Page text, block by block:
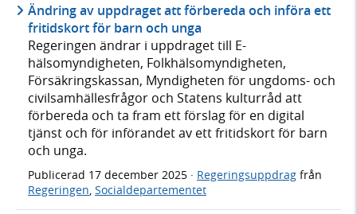
Ändring av uppdraget att förbereda och införa ett
fritidskort för barn och unga
Regeringen ändrar i uppdraget till E-
hälsomyndigheten, Folkhälsomyndigheten,
Försäkringskassan, Myndigheten för ungdoms- och
civilsamhällesfrågor och Statens kulturråd att
förbereda och ta fram ett förslag för en digital
tjänst och för införandet av ett fritidskort för barn
och unga.
Publicerad 17 december 2025 · Regeringsuppdrag från
Regeringen Socialdepartementet